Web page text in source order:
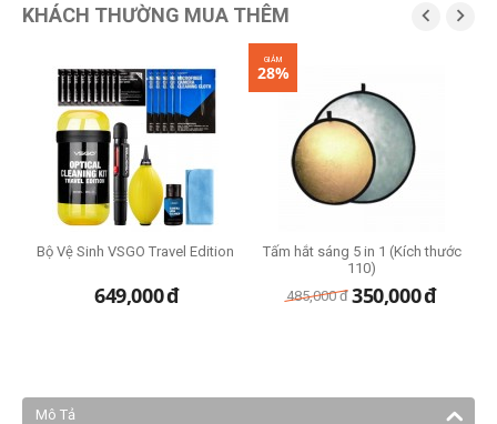
KHÁCH THƯỜNG MUA THÊM  
Bộ Vệ Sinh VSGO Travel Edition
649,000đ
GIẢM
28%
Tấm hắt sáng 5 in 1 (Kích thước
110)
485,000 đ 350,000đ
Mô Tả